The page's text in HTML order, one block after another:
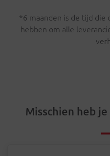
*6 maanden is de tijd die
hebben om alle
Misschien heb